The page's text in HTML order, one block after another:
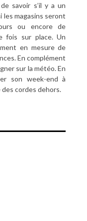
savoir s’il y a un
les magasins seront
ou encore de
fois sur place. Un
en mesure de
En complément
sur la météo. En
son week-end à
des cordes dehors.